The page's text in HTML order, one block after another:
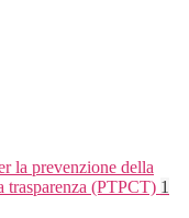
la prevenzione della
trasparenza (PTPCT) 1